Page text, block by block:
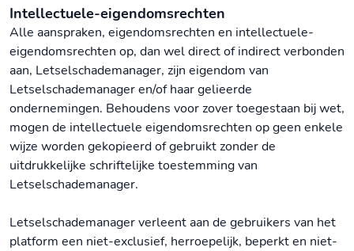
Intellectuele-eigendomsrechten
Alle aanspraken, eigendomsrechten en intellectuele-
eigendomsrechten op, dan wel direct of indirect verbonden
aan, Letselschademanager, zijn eigendom van
Letselschademanager en/of haar gelieerde
ondernemingen. Behoudens voor zover toegestaan bij wet,
mogen de intellectuele eigendomsrechten op geen enkele
wijze worden gekopieerd of gebruikt zonder de
uitdrukkelijke schriftelijke toestemming van
Letselschademanager.
Letselschademanager verleent aan de gebruikers van het
platform een niet-exclusief, herroepelijk, beperkt en niet-